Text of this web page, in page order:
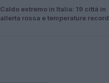
Caldo estremo in Italia: 19 città in
allerta rossa e temperature record